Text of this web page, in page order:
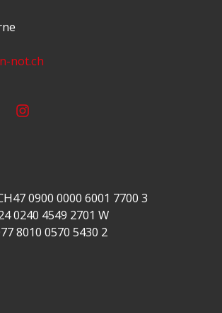
not.ch
0900 0000 6001 7700 3
0240 4549 2701 W
8010 0570 5430 2